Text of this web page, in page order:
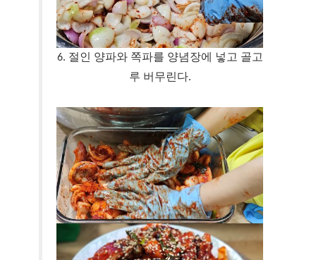
6. 절인 양파와 쪽파를 양념장에 넣고 골고
루 버무린다.